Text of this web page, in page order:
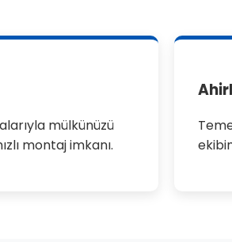
mülkünüzü
montaj imkanı.